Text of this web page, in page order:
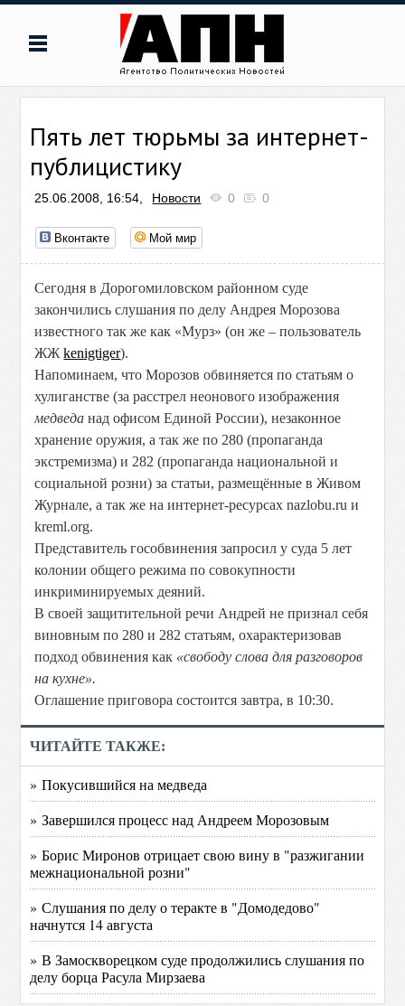
Пять лет тюрьмы за интернет-
публицистику
25.06.2008, 16:54, Новости 0 0
Вконтакте Мой мир
Сегодня в Дорогомиловском районном суде
закончились слушания по делу Андрея Морозова
известного так же как «Мурз» (он же – пользователь
ЖЖkenigtiger).
Напоминаем, что Морозов обвиняется по статьям о
хулиганстве (за расстрел неонового изображения
медведа над офисом Единой России), незаконное
хранение оружия, а так же по 280 (пропаганда
экстремизма) и 282 (пропаганда национальной и
социальной розни) за статьи, размещённые в Живом
Журнале, а так же на интернет-ресурсах nazlobu.ru и
kreml.org.
Представитель гособвинения запросил у суда 5 лет
колонии общего режима по совокупности
инкриминируемых деяний.
В своей защитительной речи Андрей не признал себя
виновным по 280 и 282 статьям, охарактеризовав
подход обвинения как «свободу слова для разговоров
на кухне».
Оглашение приговора состоится завтра, в 10:30.
ЧИТАЙТЕ ТАКЖЕ:
» Покусившийся на медведа
» Завершился процесс над Андреем Морозовым
» Борис Миронов отрицает свою вину в "разжигании
межнациональной розни"
» Слушания по делу о теракте в "Домодедово"
начнутся 14 августа
» В Замоскворецком суде продолжились слушания по
делу борца Расула Мирзаева